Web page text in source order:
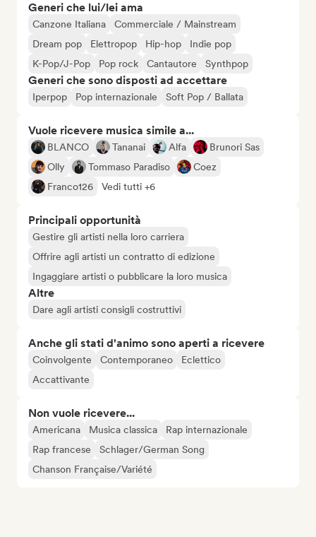
Generi che lui/lei ama
Canzone Italiana
Commerciale / Mainstream
Dream pop
Elettropop Hip-hop
Indie pop
K-Pop/J-Pop
Pop rock Cantautore Synthpop
Generi che sono disposti ad accettare
Iperpop Pop internazionale Soft Pop / Ballata
Vuole ricevere musica simile a...
BLANCO Tananai Alfa
Brunori Sas
Olly
Tommaso Paradiso
Coez
Franco126
Vedi tutti +6
Principali opportunità
Gestire gli artisti nella loro carriera
Offrire agli artisti un contratto di edizione
Ingaggiare artisti o pubblicare la loro musica
Altre
Dare agli artisti consigli costruttivi
Anche gli stati d'animo sono aperti a ricevere
Coinvolgente Contemporaneo
Eclettico
Accattivante
Non vuole ricevere...
Americana Musica classica
Rap internazionale
Rap francese
Schlager/German Song
Chanson Française/Variété